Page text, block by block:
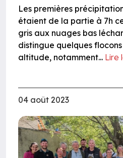
Les premières
étaient de la partie à 7h
gris aux nuages bas
distingue quelques
altitude, notamment... Lire
04 août 2023